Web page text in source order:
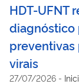
HDT-UFNT
diagnóstico
preventivas
virais
27/07/2026 -